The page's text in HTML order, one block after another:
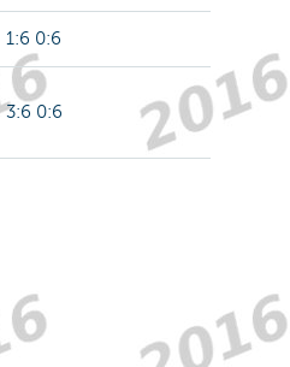
1:6 0:6
3:6 0:6